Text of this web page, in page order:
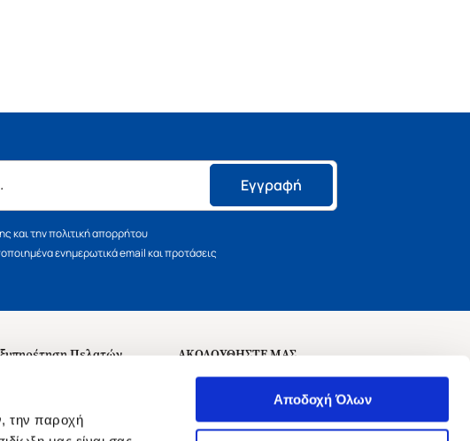
την παροχή
Αποδοχή Όλων
Εγγραφή
και την πολιτική απορρήτου
ενημερωτικά email και προτάσεις
Πελατών
ΑΚΟΛΟΥΘΗΣΤΕ ΜΑΣ